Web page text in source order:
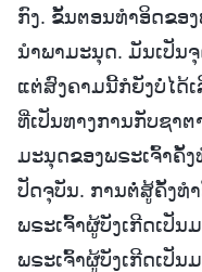
ກົງ. ຂັ້ນຕອນທຳອິດຂອ
ນໍາພາມະນຸດ. ມັນເປັນ
ແຕ່ສົງຄາມນີ້ກໍຍັງບໍ່ໄດ້
ທີ່ເປັນທາງການກັບຊາ
ມະນຸດຂອງພຣະເຈົ້າຄັ້
ປັດຈຸບັນ. ການຕໍ່ສູ້ຄັ້ງທ
ພຣະເຈົ້າຜູ້ບັງເກີດເປັ
ພຣະເຈົ້າຜູ້ບັງເກີດເປັ